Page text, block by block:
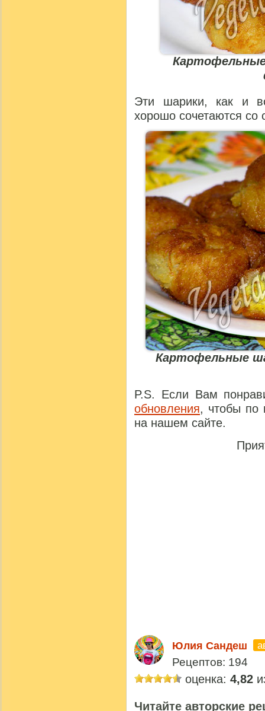
Эти шарики, как и
хорошо сочетаются со
Картофельные
P.S. Если Вам
обновления, чтобы по
на нашем сайте.
Юлия Сандеш
Рецептов: 194
оценка: 4,82
Читайте авторские